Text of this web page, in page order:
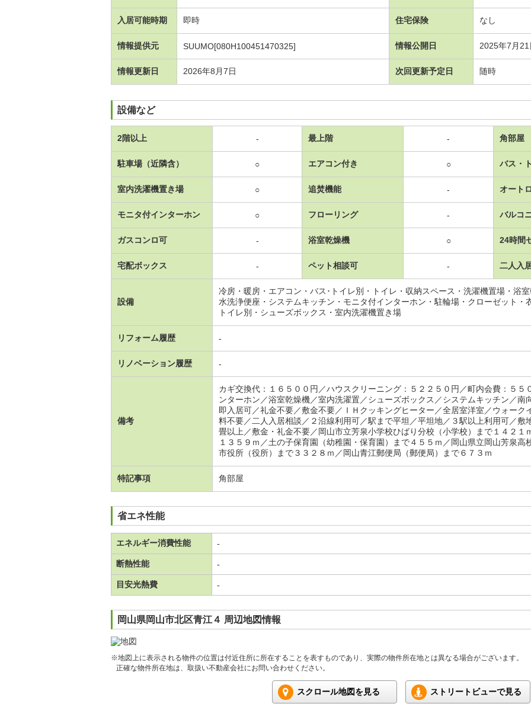
入居可能時期 即時 住宅保険 なし
情報提供元 SUUMO[080H100451470325] 情報公開日 2025年7月21
情報更新日 2026年8月7日 次回更新予定日 随時
設備など
2階以上 - 最上階 - 角部屋
駐車場（近隣含） ○ エアコン付き ○ バス・
室内洗濯機置き場 ○ 追焚機能 - オート
モニタ付インターホン ○ フローリング - バルコ
ガスコンロ可 - 浴室乾燥機 ○ 24時間
宅配ボックス - ペット相談可 - 二人入
設備
冷房・暖房・エアコン・バス･トイレ別・トイレ・収納スペース・洗濯機置場・浴
水洗浄便座・システムキッチン・モニタ付インターホン・駐輪場・クローゼット・
トイレ別・シューズボックス・室内洗濯機置き場
リフォーム履歴 -
リノベーション履歴 -
備考
カギ交換代：１６５００円／ハウスクリーニング：５２２５０円／町内会費：５５
ンターホン／浴室乾燥機／室内洗濯置／シューズボックス／システムキッチン／
即入居可／礼金不要／敷金不要／ＩＨクッキングヒーター／全居室洋室／ウォー
料不要／二人入居相談／２沿線利用可／駅まで平坦／平坦地／３駅以上利用可／敷
畳以上／敷金・礼金不要／岡山市立芳泉小学校ひばり分校（小学校）まで１４２１
１３５９ｍ／土の子保育園（幼稚園・保育園）まで４５５ｍ／岡山県立岡山芳泉
市役所（役所）まで３３２８ｍ／岡山青江郵便局（郵便局）まで６７３ｍ
特記事項 角部屋
省エネ性能
エネルギー消費性能 -
断熱性能 -
目安光熱費 -
岡山県岡山市北区青江４ 周辺地図情報
※地図上に表示される物件の位置は付近住所に所在することを表すものであり、実際の物件所在地とは異なる場合がございます。
正確な物件所在地は、取扱い不動産会社にお問い合わせください。
スクロール地図を見る ストリートビューで見る